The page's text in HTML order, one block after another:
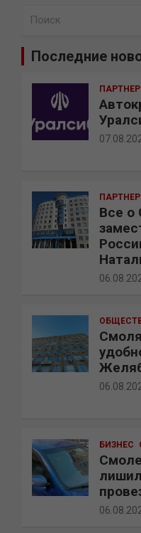
Последние
Все о
БИЗНЕС